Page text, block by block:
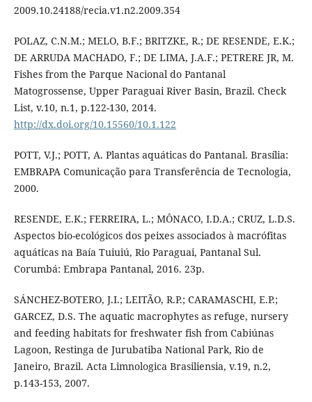
2009.10.24188/recia.v1.n2.2009.354
POLAZ, C.N.M.; MELO, B.F.; BRITZKE, R.; DE RESENDE, E.K.;
DE ARRUDA MACHADO, F.; DE LIMA, J.A.F.; PETRERE JR, M.
Fishes from the Parque Nacional do Pantanal
Matogrossense, Upper Paraguai River Basin, Brazil. Check
List, v.10, n.1, p.122-130, 2014.
http://dx.doi.org/10.15560/10.1.122
POTT, V.J.; POTT, A. Plantas aquáticas do Pantanal. Brasília:
EMBRAPA Comunicação para Transferência de Tecnologia,
2000.
RESENDE, E.K.; FERREIRA, L.; MÔNACO, I.D.A.; CRUZ, L.D.S.
Aspectos bio-ecológicos dos peixes associados à macrófitas
aquáticas na Baía Tuiuiú, Rio Paraguai, Pantanal Sul.
Corumbá: Embrapa Pantanal, 2016. 23p.
SÁNCHEZ-BOTERO, J.I.; LEITÃO, R.P.; CARAMASCHI, E.P.;
GARCEZ, D.S. The aquatic macrophytes as refuge, nursery
and feeding habitats for freshwater fish from Cabiúnas
Lagoon, Restinga de Jurubatiba National Park, Rio de
Janeiro, Brazil. Acta Limnologica Brasiliensia, v.19, n.2,
p.143-153, 2007.